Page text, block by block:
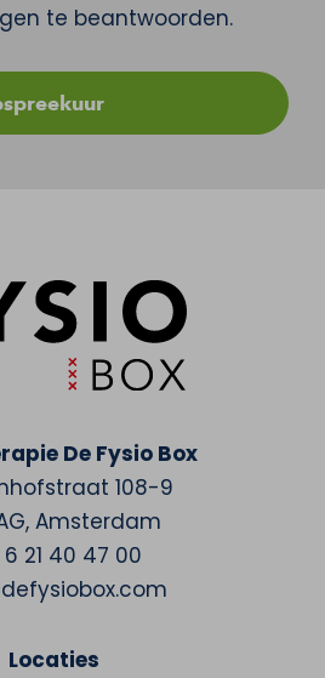
te beantwoorden.
De Fysio Box
108-9
, Amsterdam
6 21 40 47 00
Locaties